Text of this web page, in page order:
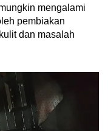
mengalami
pembiakan
dan masalah